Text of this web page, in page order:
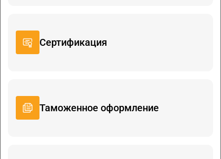
Сертификация
Таможенное оформление